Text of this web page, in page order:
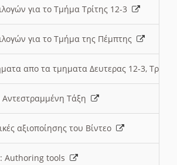
για το Τμήμα Τρίτης 12-3
για το Τμήμα της Πέμπτης
απο τα τμηματα Δευτερας 12-3,
Τάξη
αξιοποίησης του Βίντεο
Authoring tools